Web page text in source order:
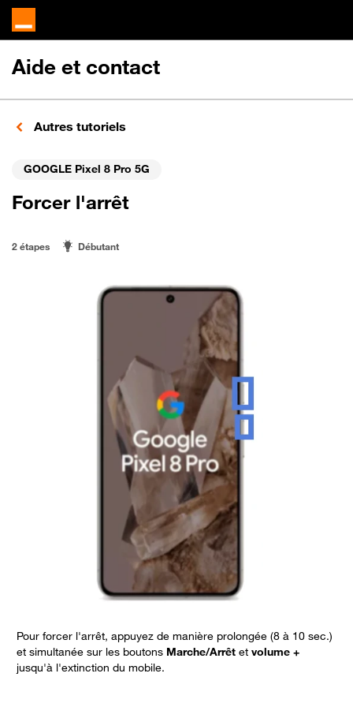
Aide et contact
Autres tutoriels
GOOGLE Pixel 8 Pro 5G
Forcer l'arrêt
2 étapes Débutant
Pour forcer l'arrêt, appuyez de manière prolongée (8 à 10 sec.)
et simultanée sur les boutons Marche/Arrêt et volume +
jusqu'à l'extinction du mobile.